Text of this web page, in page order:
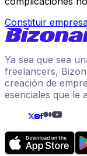
Constituir
Ya sea que sea
freelancers,
creación de
esenciales que le